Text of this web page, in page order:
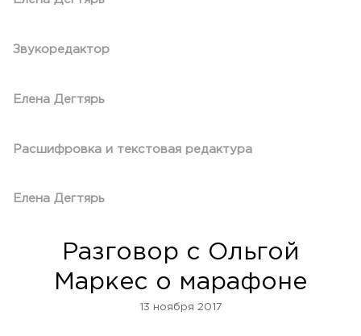
Звукоредактор
Елена Дегтярь
Расшифровка и текстовая редактура
Елена Дегтярь
Разговор с Ольгой
Маркес о марафоне
13 ноября 2017